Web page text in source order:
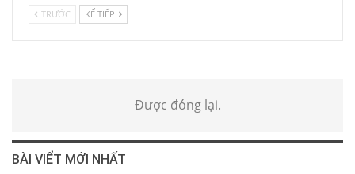
TRƯỚC KẾ TIẾP
Được đóng lại.
BÀI VIỂT MỚI NHẤT